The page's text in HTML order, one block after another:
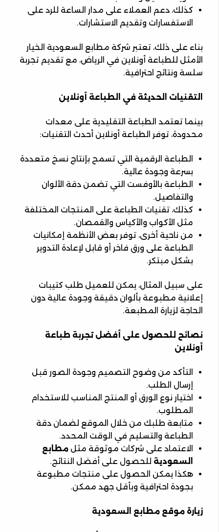
كذلك، دعم العملاء على مدار الساعة للرد على
الاستفسارات وتقديم الاستشارات.
بناء على ذلك، تعتبر شركة مطابع السعودية الخيار
الأمثل للطباعة أونلاين في الرياض، مع تقديم تجربة
سلسة ونتائج احترافية.
التقنيات الحديثة في الطباعة أونلاين
بينما تعتمد الطباعة التقليدية على معدات
محدودة، توفر الطباعة أونلاين أحدث التقنيات:
الطباعة الرقمية التي تسمح بإنتاج نسخ متعددة
بسرعة وجودة عالية.
الطباعة بالأوفست التي تضمن دقة الألوان
والتفاصيل.
كذلك، تقنيات الطباعة على المنتجات المختلفة
مثل الأكواب والأكياس والقمصان.
من ناحية أخرى، توفر بعض الأنظمة إمكانيات
الطباعة على ورق فاخر أو قابل لإعادة التدوير
بشكل مبتكر.
على سبيل المثال، يمكن للعميل طلب كتيبات
إعلانية مطبوعة بألوان دقيقة وجودة عالية دون
الحاجة لزيارة المطبعة.
نصائح للحصول على أفضل تجربة طباعة
أونلاين
التأكد من وضوح التصميم وجودة الصور قبل
إرسال الطلب.
اختيار نوع الورق أو المنتج المناسب للاستخدام
المطلوب.
متابعة طلبك من خلال الموقع لضمان دقة
الطباعة والتسليم في الوقت المحدد.
الاعتماد على شركات موثوقة مثل مطابع
السعودية للحصول على أفضل النتائج.
هكذا يمكن الحصول على منتجات مطبوعة
بجودة احترافية وبأقل جهد ممكن.
زيارة موقع مطابع السعودية